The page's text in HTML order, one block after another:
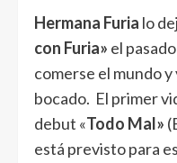
Hermana Furia lo
con Furia» el
comerse el mundo y
bocado. El primer
debut «Todo Mal»
está previsto para